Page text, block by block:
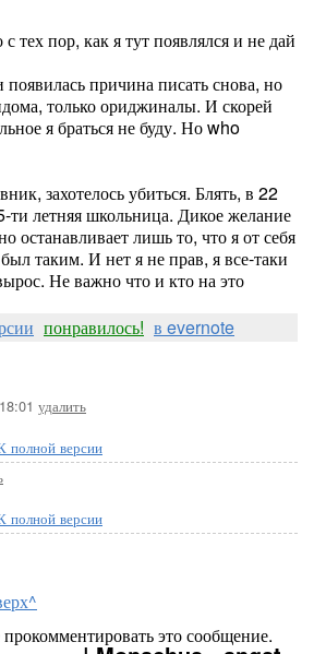
тех пор, как я тут появлялся и не дай
причина писать снова, но
только ориджиналы. И скорей
я браться не буду. Но who
захотелось убиться. Блять, в 22
ти летняя школьница. Дикое желание
останавливает лишь то, что я от себя
таким. И нет я не прав, я все-таки
Не важно что и кто на это
понравилось! в evernote
удалить
полной версии
полной версии
это сообщение.